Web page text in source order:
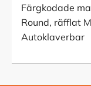
Färgkodade
Round, räfflat
Autoklaverbar